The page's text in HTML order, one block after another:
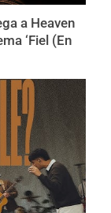
a Heaven
‘Fiel (En